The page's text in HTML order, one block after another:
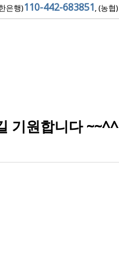
은행)110-442-683851, (농협)
기원합니다 ~~^^